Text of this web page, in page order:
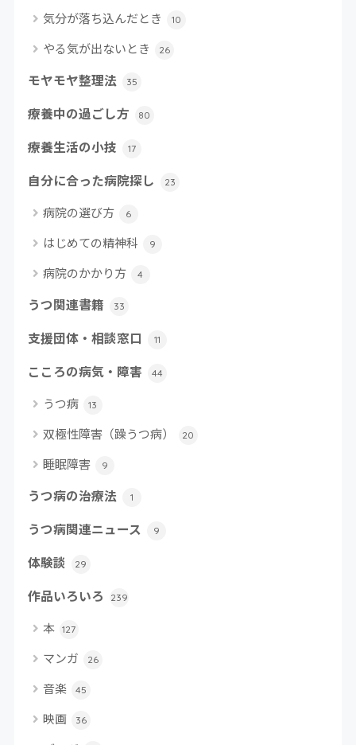
気分が落ち込んだとき 10
やる気が出ないとき 26
モヤモヤ整理法 35
療養中の過ごし方 80
療養生活の小技 17
自分に合った病院探し 23
病院の選び方 6
はじめての精神科 9
病院のかかり方 4
うつ関連書籍 33
支援団体・相談窓口 11
こころの病気・障害 44
うつ病 13
双極性障害（躁うつ病） 20
睡眠障害 9
うつ病の治療法 1
うつ病関連ニュース 9
体験談 29
作品いろいろ 239
本 127
マンガ 26
音楽 45
映画 36